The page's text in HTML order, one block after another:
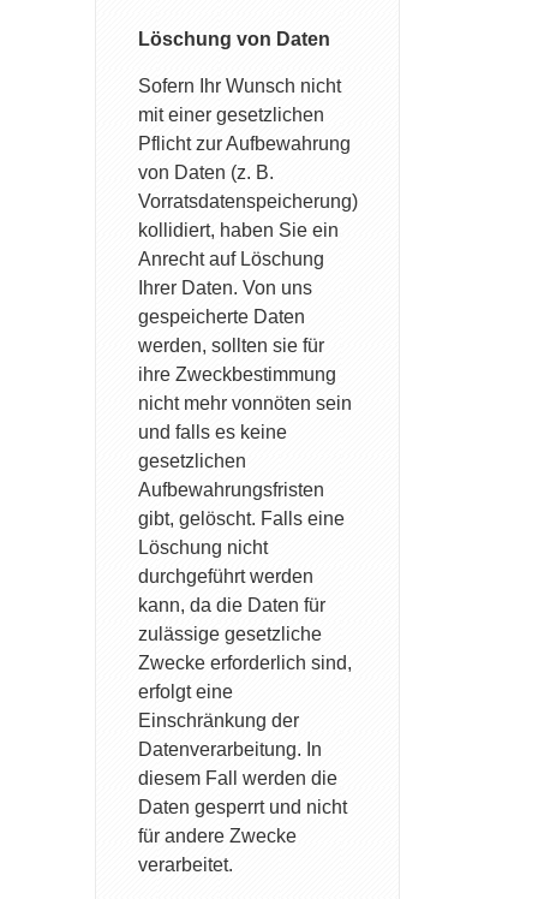
Löschung von Daten
Sofern Ihr Wunsch nicht
mit einer gesetzlichen
Pflicht zur Aufbewahrung
von Daten (z. B.
Vorratsdatenspeicherung)
kollidiert, haben Sie ein
Anrecht auf Löschung
Ihrer Daten. Von uns
gespeicherte Daten
werden, sollten sie für
ihre Zweckbestimmung
nicht mehr vonnöten sein
und falls es keine
gesetzlichen
Aufbewahrungsfristen
gibt, gelöscht. Falls eine
Löschung nicht
durchgeführt werden
kann, da die Daten für
zulässige gesetzliche
Zwecke erforderlich sind,
erfolgt eine
Einschränkung der
Datenverarbeitung. In
diesem Fall werden die
Daten gesperrt und nicht
für andere Zwecke
verarbeitet.